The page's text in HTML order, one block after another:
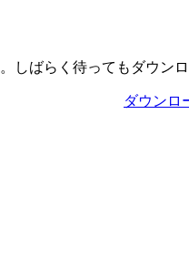
しばらく待ってもダウン
ダウンロ